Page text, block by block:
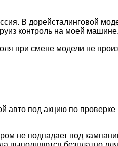
В дорейсталинговой
контроль на моей машине.
при смене модели не
авто под акцию по
не подпадает под